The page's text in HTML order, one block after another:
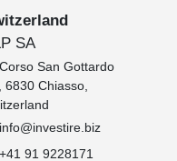
SA
Corso San Gottardo
6830 Chiasso,
info@investire.biz
+41 91 9228171